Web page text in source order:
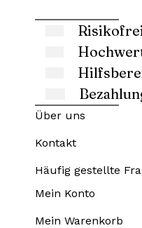
Über uns
Kontakt
Häufig gestellte
Mein Konto
Mein Warenkorb